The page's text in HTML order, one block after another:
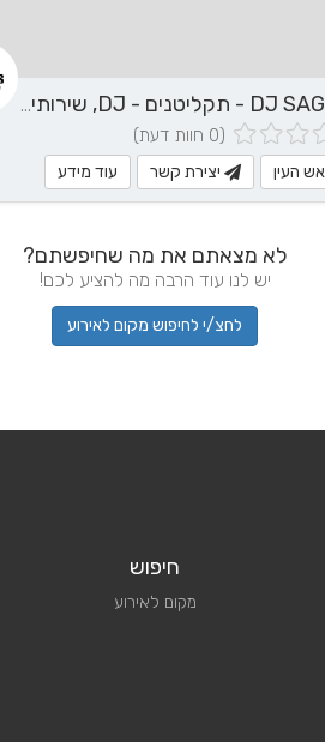
DJ SAGIV S - תקליטנים - DJ, שירותי מוזיקה
(0 חוות דעת)
העין יצירת קשר עוד מידע
לא מצאתם את מה שחיפשתם?
יש לנו עוד הרבה מה להציע לכם!
לחצ/י לחיפוש מקום לאירוע
חיפוש
מקום לאירוע